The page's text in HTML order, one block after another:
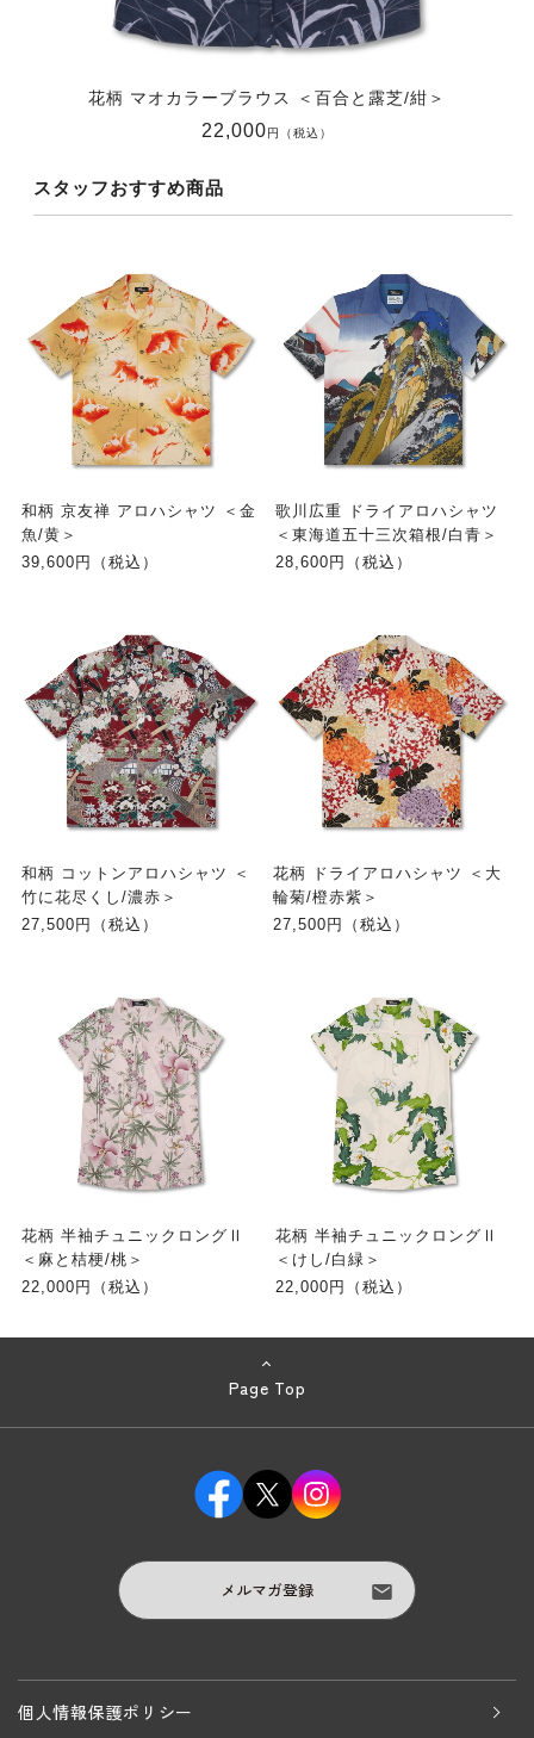
花柄 マオカラーブラウス ＜百合と露芝/紺＞
22,000円（税込）
スタッフおすすめ商品
和柄 京友禅 アロハシャツ ＜金
魚/黄＞
39,600円（税込）
歌川広重 ドライアロハシャツ
＜東海道五十三次箱根/白青＞
28,600円（税込）
和柄 コットンアロハシャツ ＜
竹に花尽くし/濃赤＞
27,500円（税込）
花柄 ドライアロハシャツ ＜大
輪菊/橙赤紫＞
27,500円（税込）
花柄 半袖チュニックロングⅡ
＜麻と桔梗/桃＞
22,000円（税込）
花柄 半袖チュニックロングⅡ
＜けし/白緑＞
22,000円（税込）
Page Top
メルマガ登録
個人情報保護ポリシー